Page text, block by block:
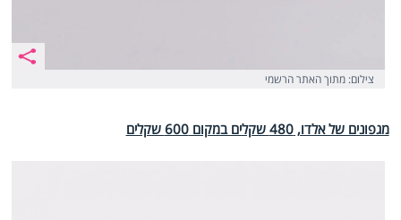
צילום: מתוך האתר הרשמי
מגפונים של אלדו, 480 שקלים במקום 600 שקלים